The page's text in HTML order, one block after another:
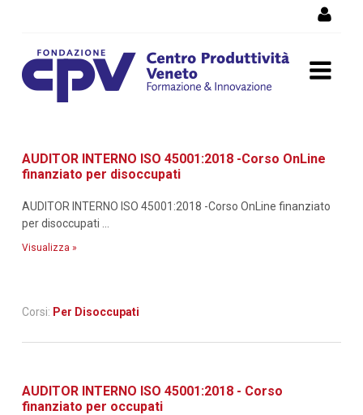
formazione
AUDITOR INTERNO ISO 45001:2018 -Corso OnLine
finanziato per disoccupati
AUDITOR INTERNO ISO 45001:2018 -Corso OnLine finanziato
per disoccupati ...
Visualizza »
Corsi: Per Disoccupati
AUDITOR INTERNO ISO 45001:2018 - Corso
finanziato per occupati